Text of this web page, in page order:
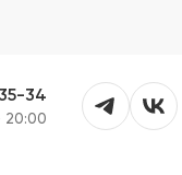
34
20:00